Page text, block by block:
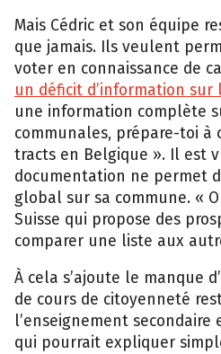
Mais Cédric et son équipe
que jamais. Ils veulent
voter en connaissance de
un déficit d’information sur
une information complète
communales, prépare-toi à
tracts en Belgique ». Il est
documentation ne permet
global sur sa commune. «
Suisse qui propose des
comparer une liste aux
À cela s’ajoute le manque
de cours de citoyenneté
l’enseignement secondaire
qui pourrait expliquer